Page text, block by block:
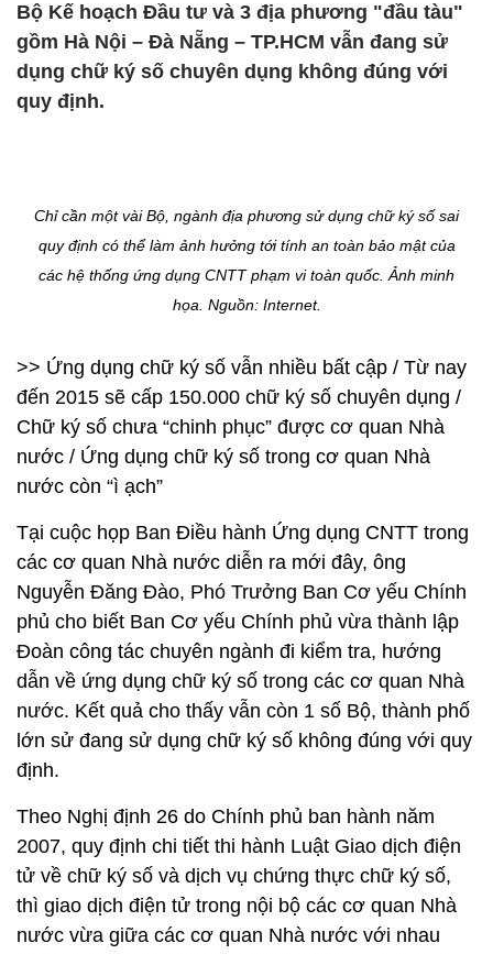
Bộ Kế hoạch Đầu tư và 3 địa phương "đầu tàu"
gồm Hà Nội – Đà Nẵng – TP.HCM vẫn đang sử
dụng chữ ký số chuyên dụng không đúng với
quy định.
Chỉ cần một vài Bộ, ngành địa phương sử dụng chữ ký số sai
quy định có thể làm ảnh hưởng tới tính an toàn bảo mật của
các hệ thống ứng dụng CNTT phạm vi toàn quốc. Ảnh minh
họa. Nguồn: Internet.
>> Ứng dụng chữ ký số vẫn nhiều bất cập / Từ nay
đến 2015 sẽ cấp 150.000 chữ ký số chuyên dụng /
Chữ ký số chưa “chinh phục” được cơ quan Nhà
nước / Ứng dụng chữ ký số trong cơ quan Nhà
nước còn “ì ạch”
Tại cuộc họp Ban Điều hành Ứng dụng CNTT trong
các cơ quan Nhà nước diễn ra mới đây, ông
Nguyễn Đăng Đào, Phó Trưởng Ban Cơ yếu Chính
phủ cho biết Ban Cơ yếu Chính phủ vừa thành lập
Đoàn công tác chuyên ngành đi kiểm tra, hướng
dẫn về ứng dụng chữ ký số trong các cơ quan Nhà
nước. Kết quả cho thấy vẫn còn 1 số Bộ, thành phố
lớn sử đang sử dụng chữ ký số không đúng với quy
định.
Theo Nghị định 26 do Chính phủ ban hành năm
2007, quy định chi tiết thi hành Luật Giao dịch điện
tử về chữ ký số và dịch vụ chứng thực chữ ký số,
thì giao dịch điện tử trong nội bộ các cơ quan Nhà
nước vừa giữa các cơ quan Nhà nước với nhau